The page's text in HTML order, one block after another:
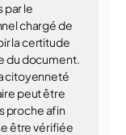
par le
chargé de
la certitude
du document.
citoyenneté
peut être
proche afin
être vérifiée